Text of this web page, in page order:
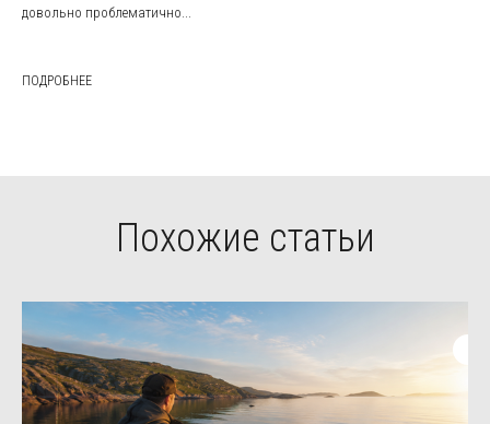
довольно проблематично...
ПОДРОБНЕЕ
Похожие статьи